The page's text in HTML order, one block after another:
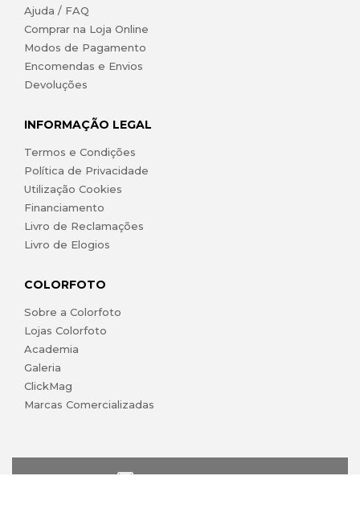
Ajuda / FAQ
Comprar na Loja Online
Modos de Pagamento
Encomendas e Envios
Devoluções
INFORMAÇÃO LEGAL
Termos e Condições
Política de Privacidade
Utilização Cookies
Financiamento
Livro de Reclamações
Livro de Elogios
COLORFOTO
Sobre a Colorfoto
Lojas Colorfoto
Academia
Galeria
ClickMag
Marcas Comercializadas
lojaonline@colorfoto.pt